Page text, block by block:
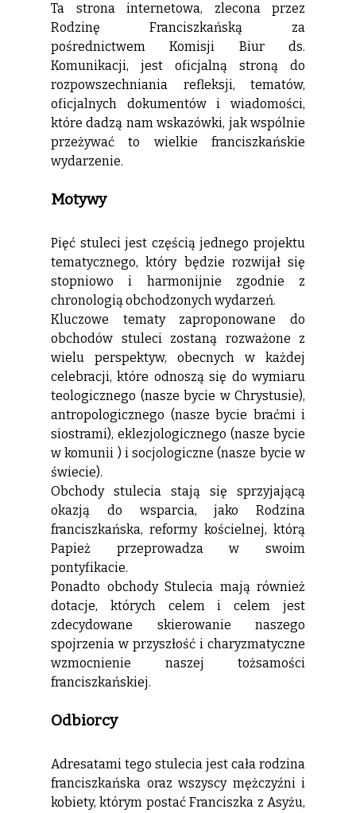
Ta strona internetowa, zlecona przez
Rodzinę Franciszkańską za
pośrednictwem Komisji Biur ds.
Komunikacji, jest oficjalną stroną do
rozpowszechniania refleksji, tematów,
oficjalnych dokumentów i wiadomości,
które dadzą nam wskazówki, jak wspólnie
przeżywać to wielkie franciszkańskie
wydarzenie.
Motywy
Pięć stuleci jest częścią jednego projektu
tematycznego, który będzie rozwijał się
stopniowo i harmonijnie zgodnie z
chronologią obchodzonych wydarzeń.
Kluczowe tematy zaproponowane do
obchodów stuleci zostaną rozważone z
wielu perspektyw, obecnych w każdej
celebracji, które odnoszą się do wymiaru
teologicznego (nasze bycie w Chrystusie),
antropologicznego (nasze bycie braćmi i
siostrami), eklezjologicznego (nasze bycie
w komunii ) i socjologiczne (nasze bycie w
świecie).
Obchody stulecia stają się sprzyjającą
okazją do wsparcia, jako Rodzina
franciszkańska, reformy kościelnej, którą
Papież przeprowadza w swoim
pontyfikacie.
Ponadto obchody Stulecia mają również
dotacje, których celem i celem jest
zdecydowane skierowanie naszego
spojrzenia w przyszłość i charyzmatyczne
wzmocnienie naszej tożsamości
franciszkańskiej.
Odbiorcy
Adresatami tego stulecia jest cała rodzina
franciszkańska oraz wszyscy mężczyźni i
kobiety, którym postać Franciszka z Asyżu,